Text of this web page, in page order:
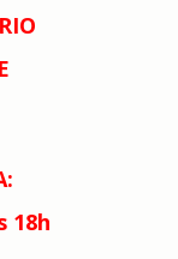
18h